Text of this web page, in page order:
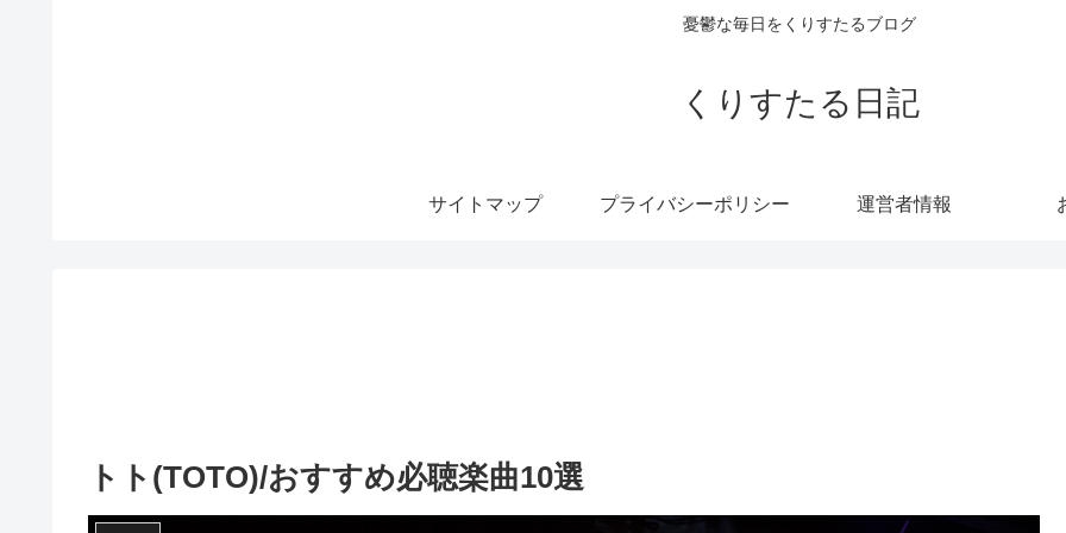
憂鬱な毎日をくりすたるブログ
くりすたる日記
サイトマップ プライバシーポリシー 運営者情報
トト(TOTO)/おすすめ必聴楽曲10選